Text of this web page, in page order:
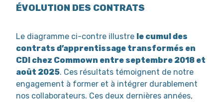
ÉVOLUTION DES CONTRATS
Le diagramme ci-contre illustre le cumul des
contrats d’apprentissage transformés en
CDI chez Commown entre septembre 2018 et
août 2025. Ces résultats témoignent de notre
engagement à former et à intégrer durablement
nos collaborateurs. Ces deux dernières années,